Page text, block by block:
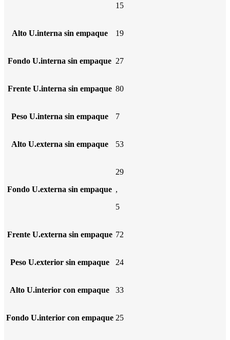
15
Alto U.interna sin empaque 19
Fondo U.interna sin empaque 27
Frente U.interna sin empaque 80
Peso U.interna sin empaque 7
Alto U.externa sin empaque 53
Fondo U.externa sin empaque
29
,
5
Frente U.externa sin empaque 72
Peso U.exterior sin empaque 24
Alto U.interior con empaque 33
Fondo U.interior con empaque 25